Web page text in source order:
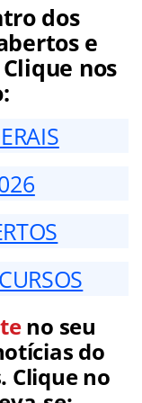
dos
e
nos
no seu
do
Clique no